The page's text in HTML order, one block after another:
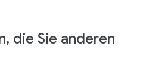
die Sie anderen